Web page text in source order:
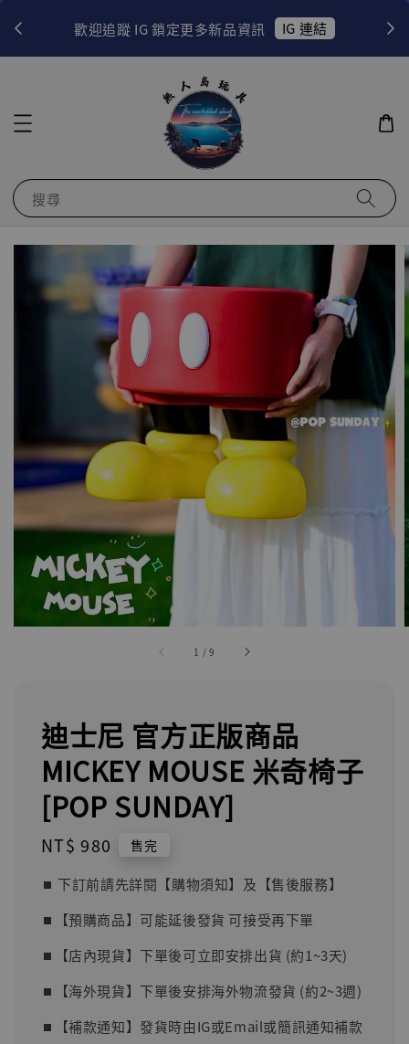
歡迎追蹤 IG 鎖定更多新品資訊 IG 連結
搜尋
1 /9
迪士尼 官方正版商品
MICKEY MOUSE 米奇椅子
[POP SUNDAY]
Regular
NT$ 980 售完
⏹︎ 下訂前請先詳閱【購物須知】及【售後服務】
⏹︎【預購商品】可能延後發貨 可接受再下單
⏹︎【店內現貨】下單後可立即安排出貨 (約1~3天)
⏹︎【海外現貨】下單後安排海外物流發貨 (約2~3週)
⏹︎【補款通知】發貨時由IG或Email或簡訊通知補款